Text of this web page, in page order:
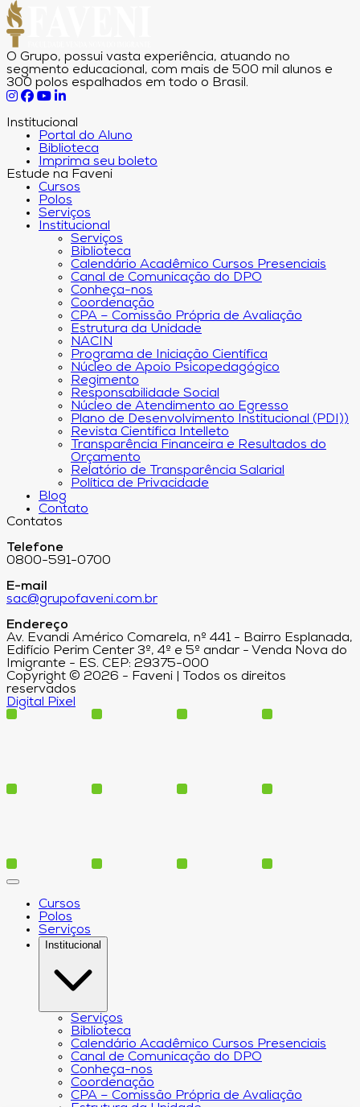
O Grupo, possui vasta experiência, atuando no
segmento educacional, com mais de 500 mil alunos e
300 polos espalhados em todo o Brasil.
Institucional
Portal do Aluno
Biblioteca
Imprima seu boleto
Estude na Faveni
Cursos
Polos
Serviços
Institucional
Serviços
Biblioteca
Calendário Acadêmico Cursos Presenciais
Canal de Comunicação do DPO
Conheça-nos
Coordenação
CPA – Comissão Própria de Avaliação
Estrutura da Unidade
NACIN
Programa de Iniciação Científica
Núcleo de Apoio Psicopedagógico
Regimento
Responsabilidade Social
Núcleo de Atendimento ao Egresso
Plano de Desenvolvimento Institucional (PDI))
Revista Científica Intelleto
Transparência Financeira e Resultados do
Orçamento
Relatório de Transparência Salarial
Política de Privacidade
Blog
Contato
Contatos
Telefone
0800-591-0700
E-mail
sac@grupofaveni.com.br
Endereço
Av. Evandi Américo Comarela, nº 441 - Bairro Esplanada,
Edifício Perim Center 3º, 4º e 5º andar - Venda Nova do
Imigrante - ES. CEP: 29375-000
Copyright © 2026 - Faveni | Todos os direitos
reservados
Digital Pixel
Cursos
Polos
Serviços
Institucional
Serviços
Biblioteca
Calendário Acadêmico Cursos Presenciais
Canal de Comunicação do DPO
Conheça-nos
Coordenação
CPA – Comissão Própria de Avaliação